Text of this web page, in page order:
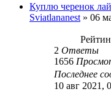
Куплю черенок
Sviatlananest » 06
2 Ответы
1656
Последнее
10 авг 2021,